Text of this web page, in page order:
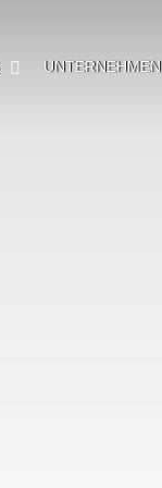
UNTERNEHMEN